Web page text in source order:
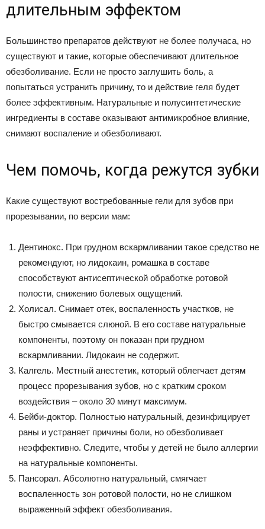
длительным эффектом
Большинство препаратов действуют не более получаса, но
существуют и такие, которые обеспечивают длительное
обезболивание. Если не просто заглушить боль, а
попытаться устранить причину, то и действие геля будет
более эффективным. Натуральные и полусинтетические
ингредиенты в составе оказывают антимикробное влияние,
снимают воспаление и обезболивают.
Чем помочь, когда режутся зубки
Какие существуют востребованные гели для зубов при
прорезывании, по версии мам:
Дентинокс. При грудном вскармливании такое средство не
рекомендуют, но лидокаин, ромашка в составе
способствуют антисептической обработке ротовой
полости, снижению болевых ощущений.
Холисал. Снимает отек, воспаленность участков, не
быстро смывается слюной. В его составе натуральные
компоненты, поэтому он показан при грудном
вскармливании. Лидокаин не содержит.
Калгель. Местный анестетик, который облегчает детям
процесс прорезывания зубов, но с кратким сроком
воздействия – около 30 минут максимум.
Бейби-доктор. Полностью натуральный, дезинфицирует
раны и устраняет причины боли, но обезболивает
неэффективно. Следите, чтобы у детей не было аллергии
на натуральные компоненты.
Пансорал. Абсолютно натуральный, смягчает
воспаленность зон ротовой полости, но не слишком
выраженный эффект обезболивания.